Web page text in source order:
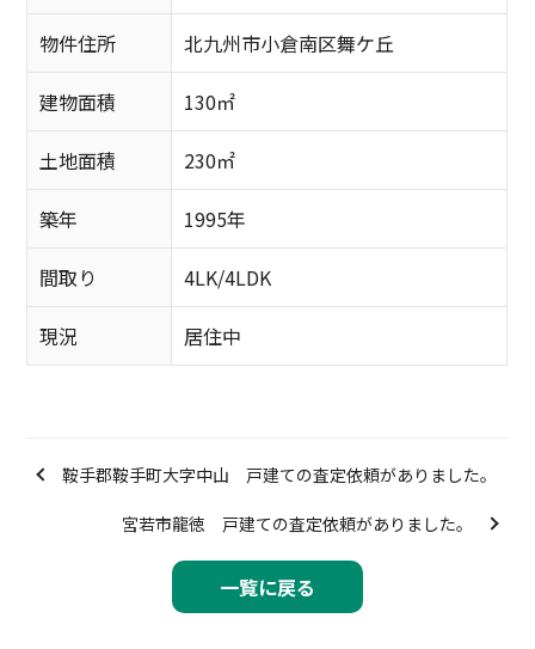
物件住所 北九州市小倉南区舞ケ丘
建物面積 130㎡
土地面積 230㎡
築年 1995年
間取り 4LK/4LDK
現況 居住中
鞍手郡鞍手町大字中山 戸建ての査定依頼がありました。
一覧に戻る
宮若市龍徳 戸建ての査定依頼がありました。